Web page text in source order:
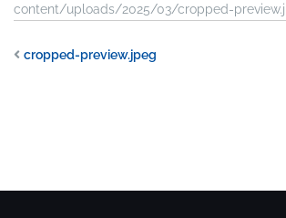
content/uploads/2025/03/cropped-
cropped-preview.jpeg